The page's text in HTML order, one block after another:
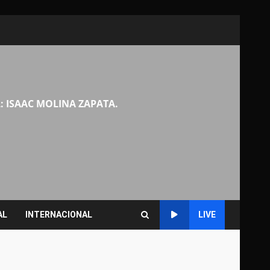
ISAAC MOLINA ZAPATA.
INTERNACIONAL LIVE